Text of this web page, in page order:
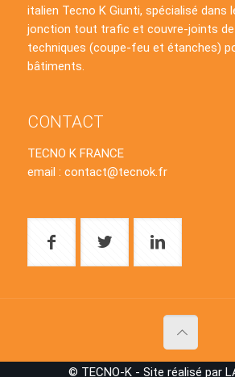
italien Tecno K Giunti, spécialisé dans
jonction tout trafic et couvre-joints
techniques (coupe-feu et étanches)
bâtiments.
CONTACT
TECNO K FRANCE
email : contact@tecnok.fr
© TECNO-K - Site réalisé par